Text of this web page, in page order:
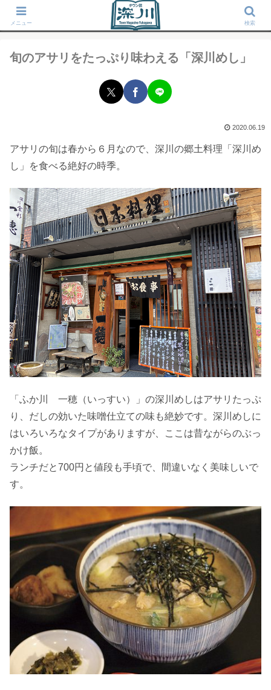
タウン誌「深川」が運営する東京深川の地域情報サイト
旬のアサリをたっぷり味わえる「深川めし」
2020.06.19
アサリの旬は春から６月なので、深川の郷土料理「深川め
し」を食べる絶好の時季。
「ふか川 一穂（いっすい）」の深川めしはアサリたっぷ
り、だしの効いた味噌仕立ての味も絶妙です。深川めしに
はいろいろなタイプがありますが、ここは昔ながらのぶっ
かけ飯。
ランチだと700円と値段も手頃で、間違いなく美味しいで
す。
メニュー 検索